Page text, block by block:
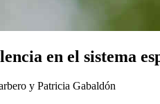
en el sistema
y Patricia Gabaldón